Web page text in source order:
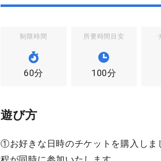
制限時間
60分
所要時間目安
100分
遊び方
①お好きな日時のチケットを購入しま